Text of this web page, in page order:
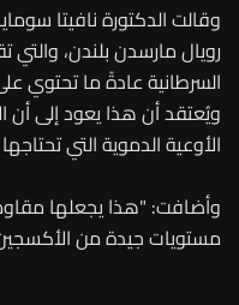
وقالت الدكتورة نافيتا
رويال مارسدن بلندن، والتي
السرطانية عادةً ما
ويُعتقد أن هذا يعود إلى أن
الأوعية الدموية التي
وأضافت: "هذا يجعلها
مستويات جيدة من الأكسجين